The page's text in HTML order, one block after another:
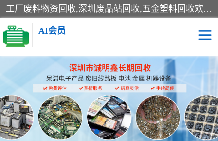
工厂废料物资回收,深圳废品站回收,五金塑料回收欢迎有金属、塑料、电子、电线、废旧设备、废铜、锡渣、线路板、镀银废料、废IC、电子零件、电子脚，等其他废旧物资的单位及个人联系洽谈。对提供息者我们可以提供优厚的业务提成（佣金）。
AI会员
线路板回收 电子回收
电子产品回收 电池回收
金属回收 机器设备回收